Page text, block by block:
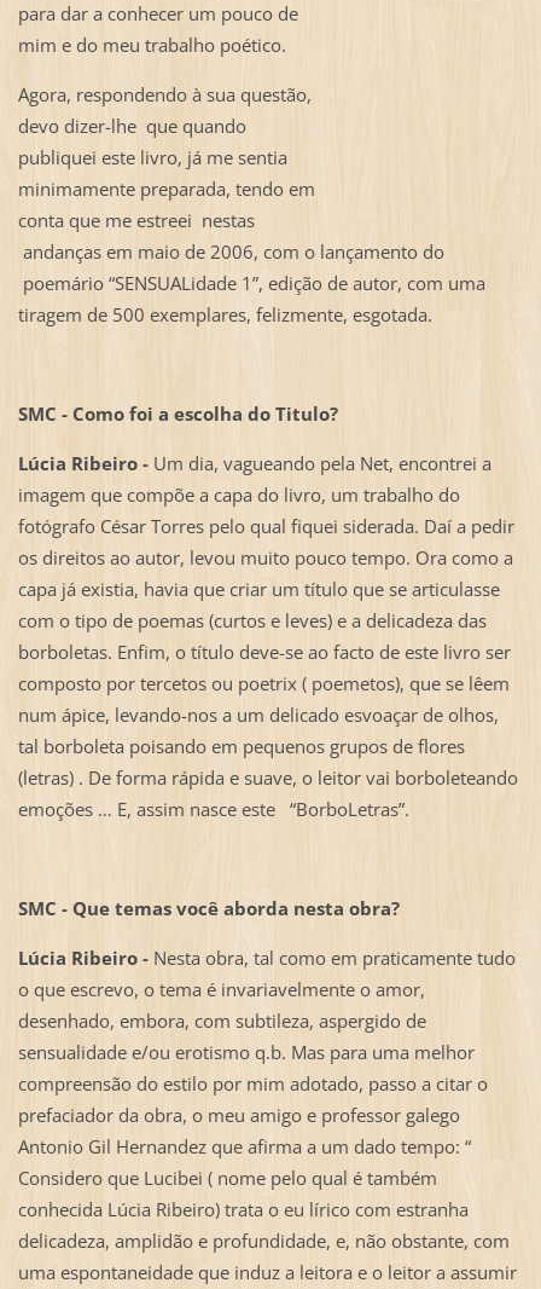
para dar a conhecer um pouco de
mim e do meu trabalho poético.
Agora, respondendo à sua questão,
devo dizer-lhe que quando
publiquei este livro, já me sentia
minimamente preparada, tendo em
conta que me estreei nestas
andanças em maio de 2006, com o lançamento do
poemário “SENSUALidade 1”, edição de autor, com uma
tiragem de 500 exemplares, felizmente, esgotada.
SMC - Como foi a escolha do Titulo?
Lúcia Ribeiro -Um dia, vagueando pela Net, encontrei a
imagem que compõe a capa do livro, um trabalho do
fotógrafo César Torres pelo qual fiquei siderada. Daí a pedir
os direitos ao autor, levou muito pouco tempo. Ora como a
capa já existia, havia que criar um título que se articulasse
com o tipo de poemas (curtos e leves) e a delicadeza das
borboletas. Enfim, o título deve-se ao facto de este livro ser
composto por tercetos ou poetrix ( poemetos), que se lêem
num ápice, levando-nos a um delicado esvoaçar de olhos,
tal borboleta poisando em pequenos grupos de flores
(letras) . De forma rápida e suave, o leitor vai borboleteando
emoções … E, assim nasce este “BorboLetras”.
SMC - Que temas você aborda nesta obra?
Lúcia Ribeiro -Nesta obra, tal como em praticamente tudo
o que escrevo, o tema é invariavelmente o amor,
desenhado, embora, com subtileza, aspergido de
sensualidade e/ou erotismo q.b. Mas para uma melhor
compreensão do estilo por mim adotado, passo a citar o
prefaciador da obra, o meu amigo e professor galego
Antonio Gil Hernandez que afirma a um dado tempo: “
Considero que Lucibei ( nome pelo qual é também
conhecida Lúcia Ribeiro) trata o eu lírico com estranha
delicadeza, amplidão e profundidade, e, não obstante, com
uma espontaneidade que induz a leitora e o leitor a assumir